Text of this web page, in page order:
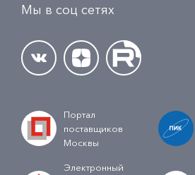
Мы в соц сетях
Портал
поставщиков
Москвы
Электронный